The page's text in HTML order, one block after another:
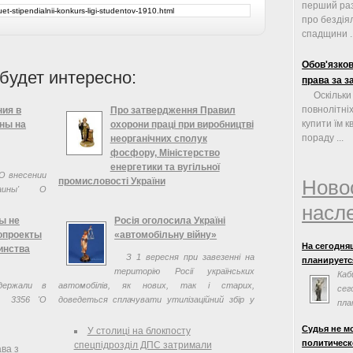
интересно:
в
на
внесении
О
...
не
в
3356 'О
з
Про затвердження Правил
охорони праці при виробництві
неорганічних сполук
фосфору, Міністерство
енергетики та вугільної
промисловості України
України 9 липня 2013 р. за № 1143/23675 Про
затвердження Правил охорони праці при
виробництві неорганічних сполук фосфору
Росія оголосила Україні
«автомобільну війну»
З 1 вересня при завезенні на
територію Росії українських
автомобілів, як нових, так і старих,
доведеться сплачувати утилізаційний збір у
У столиці на блокпосту
спецпідрозділ ДПС затримали
перший
про
спадщини
права за
купити їм
пораду ...
На
заседания
Судья не